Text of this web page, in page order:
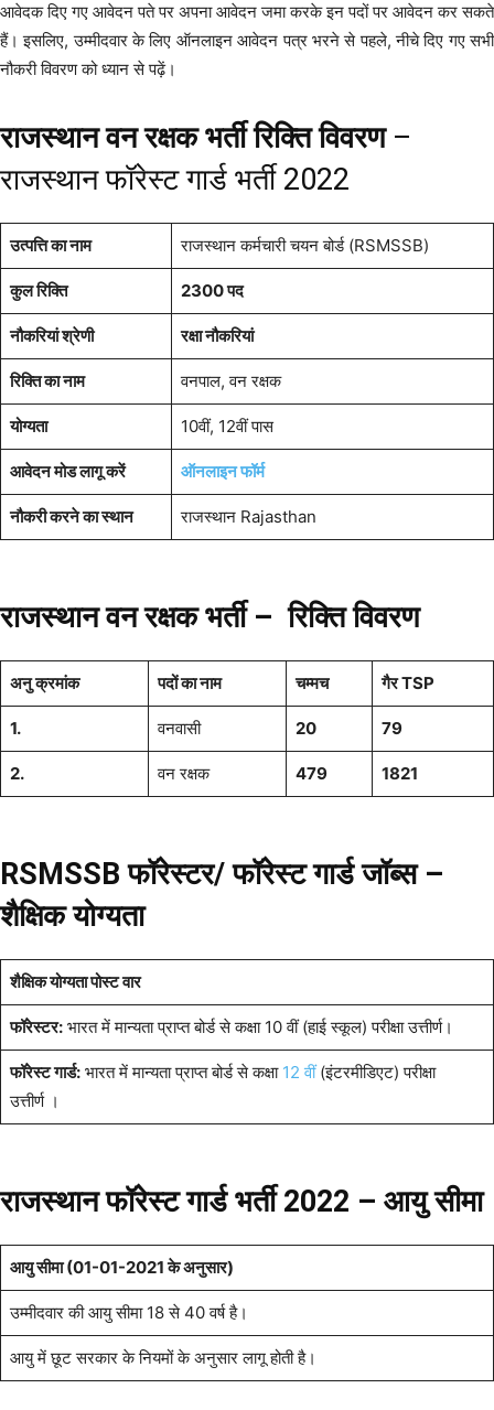
आवेदक दिए गए आवेदन पते पर अपना आवेदन जमा करके इन पदों पर आवेदन कर सकते
हैं। इसलिए, उम्मीदवार के लिए ऑनलाइन आवेदन पत्र भरने से पहले, नीचे दिए गए सभी
नौकरी विवरण को ध्यान से पढ़ें।
राजस्थान वन रक्षक भर्ती रिक्ति विवरण–
राजस्थान फॉरेस्ट गार्ड भर्ती 2022
उत्पत्ति का नाम राजस्थान कर्मचारी चयन बोर्ड (RSMSSB)
कुल रिक्ति 2300 पद
नौकरियां श्रेणी रक्षा नौकरियां
रिक्ति का नाम वनपाल, वन रक्षक
योग्यता 10वीं, 12वीं पास
आवेदन मोड लागू करें ऑनलाइन फॉर्म
नौकरी करने का स्थान राजस्थान Rajasthan
राजस्थान वन रक्षक भर्ती –रिक्तिविवरण
अनु क्रमांक पदों का नाम चम्मच गैर TSP
1. वनवासी 20 79
2. वन रक्षक 479 1821
RSMSSB फॉरेस्टर/ फॉरेस्ट गार्ड जॉब्स –
शैक्षिक योग्यता
शैक्षिक योग्यता पोस्ट वार
फॉरेस्टर:भारत में मान्यता प्राप्त बोर्ड से कक्षा 10 वीं (हाई स्कूल) परीक्षा उत्तीर्ण।
फॉरेस्ट गार्ड:भारत में मान्यता प्राप्त बोर्ड से कक्षा 12 वीं(इंटरमीडिएट) परीक्षा
उत्तीर्ण ।
राजस्थान फॉरेस्ट गार्ड भर्ती 2022 – आयु सीमा
आयु सीमा (01-01-2021 के अनुसार)
उम्मीदवार की आयु सीमा 18 से 40 वर्ष है।
आयु में छूट सरकार के नियमों के अनुसार लागू होती है।